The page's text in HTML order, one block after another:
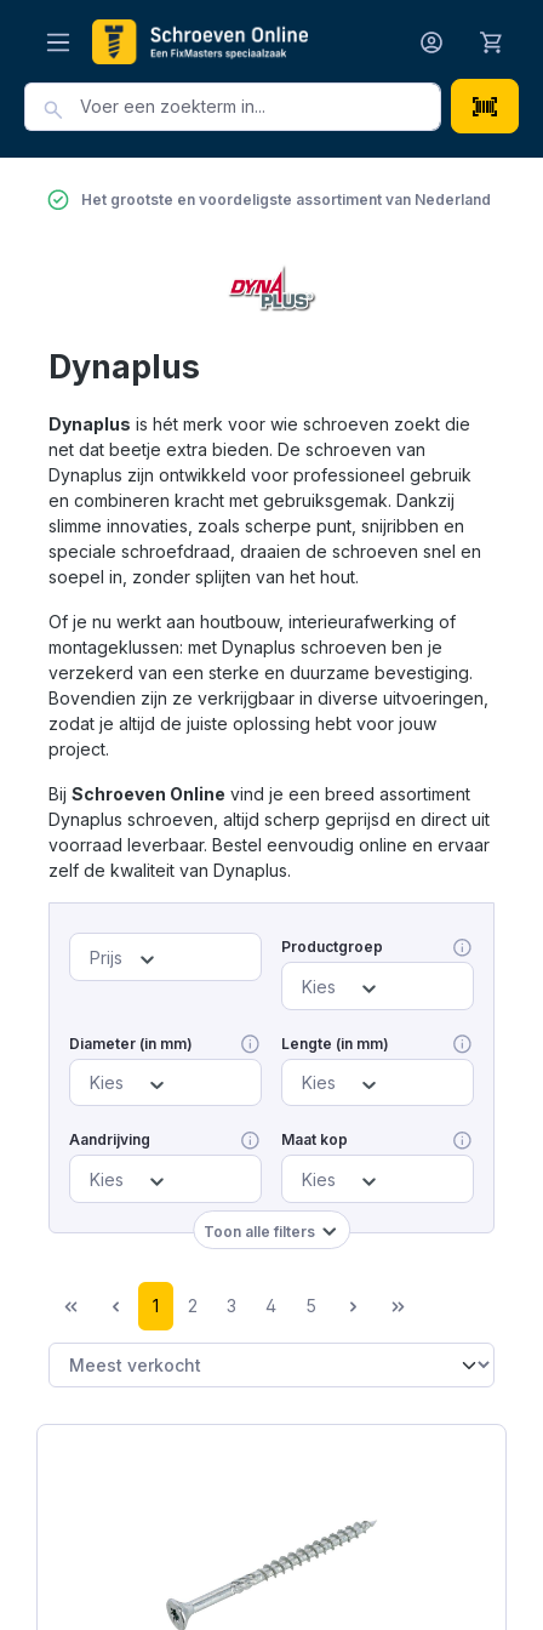
Het grootste en voordeligste assortiment van Nederland
Dynaplus
Dynaplus is hét merk voor wie schroeven zoekt die
net dat beetje extra bieden. De schroeven van
Dynaplus zijn ontwikkeld voor professioneel gebruik
en combineren kracht met gebruiksgemak. Dankzij
slimme innovaties, zoals scherpe punt, snijribben en
speciale schroefdraad, draaien de schroeven snel en
soepel in, zonder splijten van het hout.
Of je nu werkt aan houtbouw, interieurafwerking of
montageklussen: met Dynaplus schroeven ben je
verzekerd van een sterke en duurzame bevestiging.
Bovendien zijn ze verkrijgbaar in diverse uitvoeringen,
zodat je altijd de juiste oplossing hebt voor jouw
project.
Bij Schroeven Online vind je een breed assortiment
Dynaplus schroeven, altijd scherp geprijsd en direct uit
voorraad leverbaar. Bestel eenvoudig online en ervaar
zelf de kwaliteit van Dynaplus.
Prijs Productgroep
Kies
Diameter (in mm)
Kies
Lengte (in mm)
Kies
Aandrijving
Kies
Maat kop
Kies
Toon alle filters
1 2 3 4 5